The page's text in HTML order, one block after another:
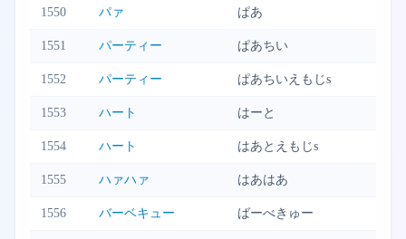
1550 パァ ぱあ
1551 パーティー ぱあちい
1552 パーティー ぱあちいえもじs
1553 ハート はーと
1554 ハート はあとえもじs
1555 ハァハァ はあはあ
1556 バーベキュー ばーべきゅー